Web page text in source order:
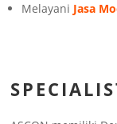
Melayani Jasa